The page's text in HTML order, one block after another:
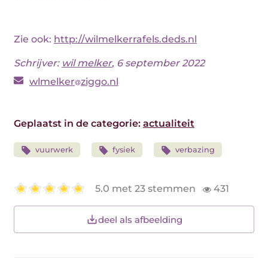
Zie ook: http://wilmelkerrafels.deds.nl
Schrijver: wil melker, 6 september 2022
wlmelker ziggo.nl
Geplaatst in de categorie: actualiteit
vuurwerk fysiek verbazing
5.0 met 23 stemmen 431
deel als afbeelding